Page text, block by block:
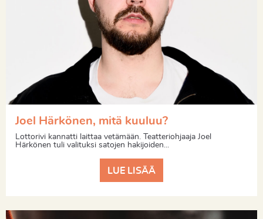
Joel Härkönen, mitä kuuluu?
Lottorivi kannatti laittaa vetämään. Teatteriohjaaja Joel
Härkönen tuli valituksi satojen hakijoiden...
LUE LISÄÄ